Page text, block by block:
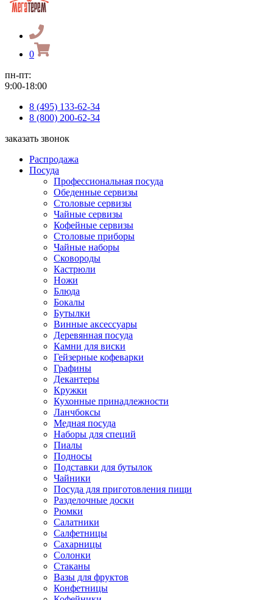
0
пн-пт:
9:00-18:00
8 (495) 133-62-34
8 (800) 200-62-34
заказать звонок
Распродажа
Посуда
Профессиональная посуда
Обеденные сервизы
Столовые сервизы
Чайные сервизы
Кофейные сервизы
Столовые приборы
Чайные наборы
Сковороды
Кастрюли
Ножи
Блюда
Бокалы
Бутылки
Винные аксессуары
Деревянная посуда
Камни для виски
Гейзерные кофеварки
Графины
Декантеры
Кружки
Кухонные принадлежности
Ланчбоксы
Медная посуда
Наборы для специй
Пиалы
Подносы
Подставки для бутылок
Чайники
Посуда для приготовления пищи
Разделочные доски
Рюмки
Салатники
Салфетницы
Сахарницы
Солонки
Стаканы
Вазы для фруктов
Конфетницы